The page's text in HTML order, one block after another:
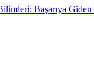
Başarıya Giden